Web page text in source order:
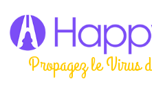
Propagez le Virus